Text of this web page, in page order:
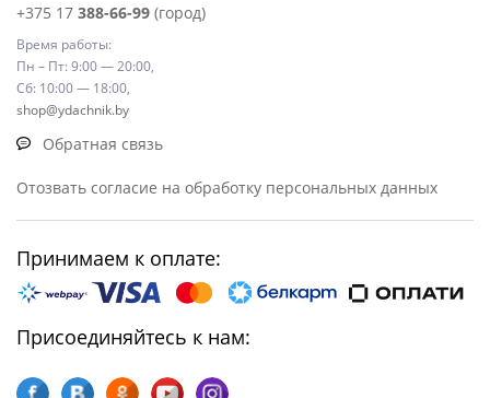
+375 17 388-66-99 (город)
Время работы:
Пн – Пт: 9:00 — 20:00,
Сб: 10:00 — 18:00,
shop@ydachnik.by
Обратная связь
Отозвать согласие на обработку персональных данных
Принимаем к оплате:
Присоединяйтесь к нам: